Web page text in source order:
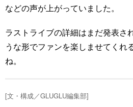
などの声が上がっていました。
ラストライブの詳細はまだ発表さ
うな形でファンを楽しませてくれ
ね。
[文・構成／GLUGLU編集部]